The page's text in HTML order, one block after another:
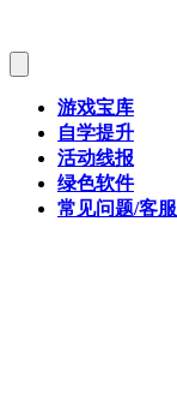
游戏宝库
自学提升
活动线报
绿色软件
常见问题/客服